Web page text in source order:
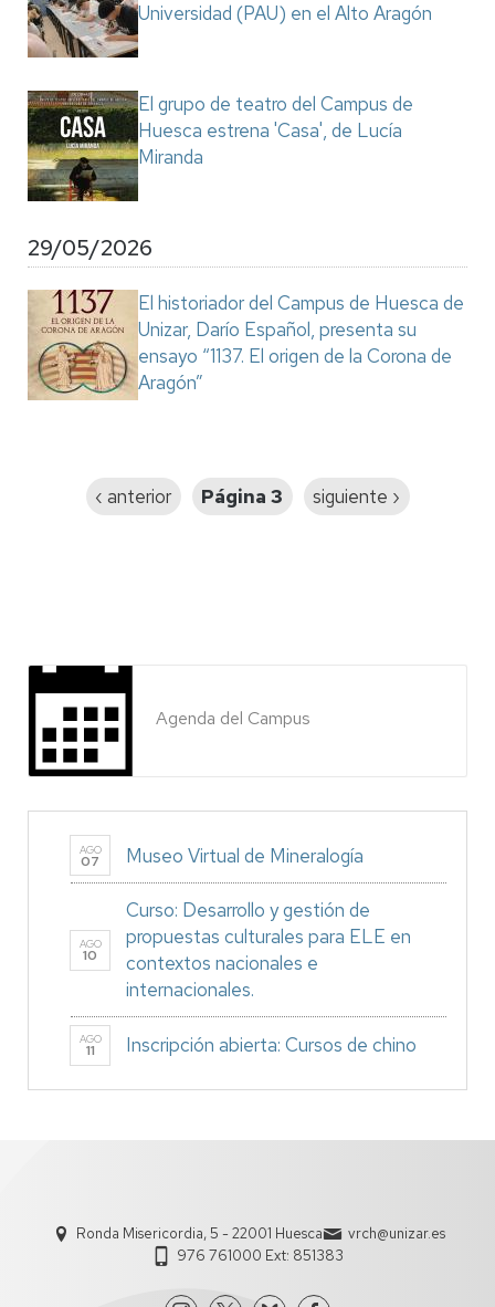
Universidad (PAU) en el Alto Aragón
El grupo de teatro del Campus de
Huesca estrena 'Casa', de Lucía
Miranda
29/05/2026
El historiador del Campus de Huesca de
Unizar, Darío Español, presenta su
ensayo “1137. El origen de la Corona de
Aragón”
Página
‹ anterior Página 3
Siguiente
siguiente ›
Agenda del Campus
AGO
07 Museo Virtual de Mineralogía
AGO
10
Curso: Desarrollo y gestión de
propuestas culturales para ELE en
contextos nacionales e
internacionales.
AGO
11 Inscripción abierta: Cursos de chino
Ronda Misericordia, 5 - 22001 Huesca
vrch@unizar.es
976 761000 Ext: 851383